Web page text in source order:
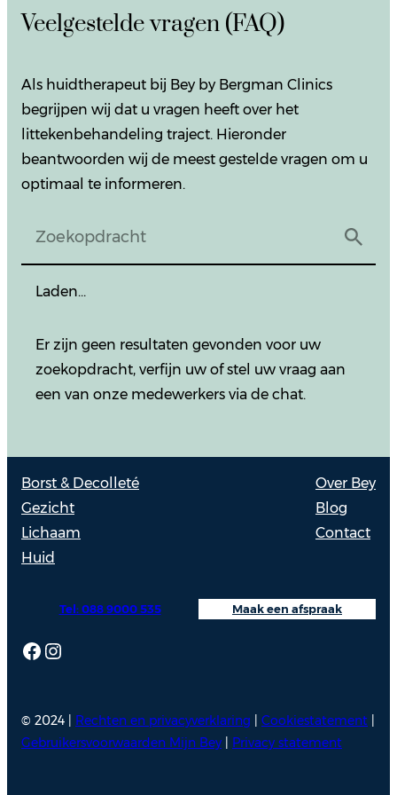
Veelgestelde vragen (FAQ)
Als huidtherapeut bij Bey by Bergman Clinics
begrijpen wij dat u vragen heeft over het
littekenbehandeling traject. Hieronder
beantwoorden wij de meest gestelde vragen om u
optimaal te informeren.
Laden…
Er zijn geen resultaten gevonden voor uw
zoekopdracht, verfijn uw of stel uw vraag aan
een van onze medewerkers via de chat.
Borst & Decolleté
Gezicht
Lichaam
Huid
Over Bey
Blog
Contact
Facebook
Instagram
Maak een afspraak
Tel: 088 9000 535
© 2024 | Rechten en privacyverklaring Cookiestatement
Gebruikersvoorwaarden Mijn Bey
Privacy statement